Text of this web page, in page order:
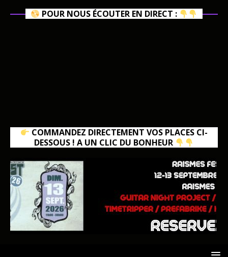
POUR NOUS ÉCOUTER EN DIRECT :
COMMANDEZ DIRECTEMENT VOS PLACES CI-
DESSOUS ! A UN CLIC DU BONHEUR